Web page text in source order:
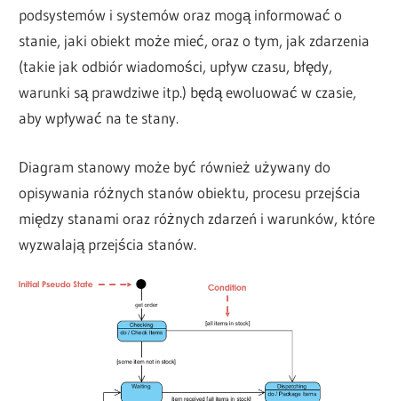
podsystemów i systemów oraz mogą informować o
stanie, jaki obiekt może mieć, oraz o tym, jak zdarzenia
(takie jak odbiór wiadomości, upływ czasu, błędy,
warunki są prawdziwe itp.) będą ewoluować w czasie,
aby wpływać na te stany.
Diagram stanowy może być również używany do
opisywania różnych stanów obiektu, procesu przejścia
między stanami oraz różnych zdarzeń i warunków, które
wyzwalają przejścia stanów.